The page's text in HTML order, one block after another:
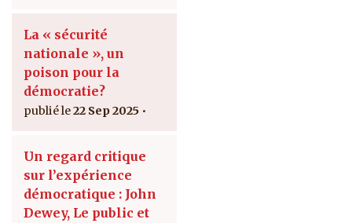
La « sécurité
nationale », un
poison pour la
démocratie?
22 Sep 2025
Un regard critique
sur l’expérience
démocratique : John
Dewey, Le public et